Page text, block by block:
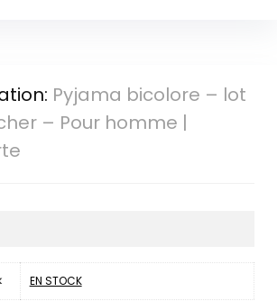
Pyjama bicolore – lot
– Pour homme |
EN STOCK